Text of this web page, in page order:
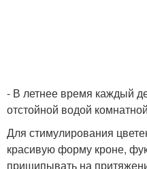
- В летнее время каждый
отстойной водой
Для стимулирования
красивую форму кроне,
прищипывать на